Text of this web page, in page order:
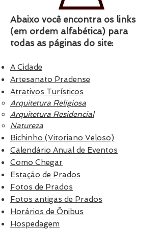
Abaixo você encontra os links
(em ordem alfabética) para
todas as páginas do site:
A Cidade
Artesanato Pradense
Atrativos Turísticos
Arquitetura Religiosa
Arquitetura Residencial
Natureza
Bichinho (Vitoriano Veloso)
Calendário Anual de Eventos
Como Chegar
Estação de Prados
Fotos de Prados
Fotos antigas de Prados
Horários de Ônibus
Hospedagem